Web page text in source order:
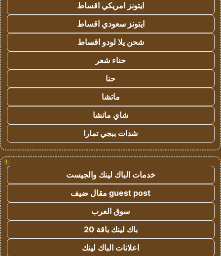
ايتونز امريكي اقساط
ايتونز سعودي اقساط
شحن يلا لودو اقساط
حناء شعر
حنا
ماتشا
شاي ماتشا
شدات ببجي تمارا
!
خدمات الباك لينك والجيست
guest post مقال ضيف
سوق العرب
باك لينك باقة 20
اعلانات الباك لينك